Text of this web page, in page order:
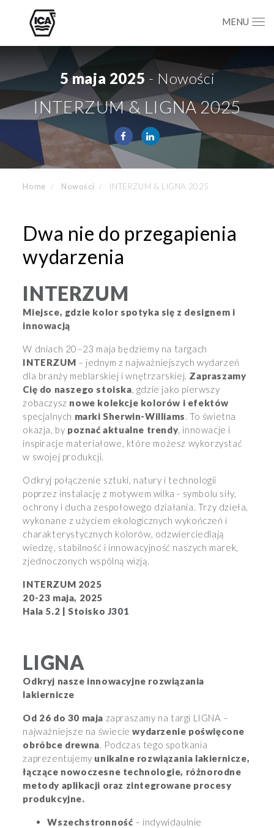
MENU
5 maja 2025 - Nowości
INTERZUM & LIGNA 2025
Home Nowości INTERZUM & LIGNA 2025
Dwa nie do przegapienia
wydarzenia
INTERZUM
Miejsce, gdzie kolor spotyka się z designem i
innowacją
W dniach 20–23 maja będziemy na targach
INTERZUM – jednym z najważniejszych wydarzeń
dla branży meblarskiej i wnętrzarskiej. Zapraszamy
Cię do naszego stoiska, gdzie jako pierwszy
zobaczysz nowe kolekcje kolorów i efektów
specjalnych marki Sherwin-Williams. To świetna
okazja, by poznać aktualne trendy, innowacje i
inspiracje materiałowe, które możesz wykorzystać
w swojej produkcji.
Odkryj połączenie sztuki, natury i technologii
poprzez instalację z motywem wilka - symbolu siły,
ochrony i ducha zespołowego działania. Trzy dzieła,
wykonane z użyciem ekologicznych wykończeń i
charakterystycznych kolorów, odzwierciedlają
wiedzę, stabilność i innowacyjność naszych marek,
zjednoczonych wspólną wizją.
INTERZUM 2025
20-23 maja, 2025
Hala 5.2 | Stoisko J301
LIGNA
Odkryj nasze innowacyjne rozwiązania
lakiernicze
Od 26 do 30 maja zapraszamy na targi LIGNA –
najważniejsze na świeciewydarzenie poświęcone
obróbce drewna. Podczas tego spotkania
zaprezentujemy unikalne rozwiązania lakiernicze,
łączące nowoczesne technologie, różnorodne
metody aplikacji oraz zintegrowane procesy
produkcyjne.
Wszechstronność – indywidaulnie